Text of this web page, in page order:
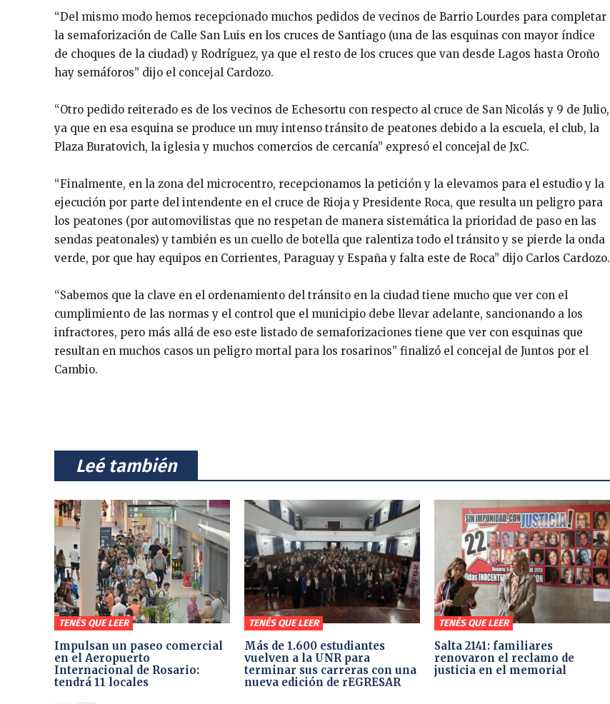
“Del mismo modo hemos recepcionado muchos pedidos de vecinos de Barrio Lourdes para completar
la semaforización de Calle San Luis en los cruces de Santiago (una de las esquinas con mayor índice
de choques de la ciudad) y Rodríguez, ya que el resto de los cruces que van desde Lagos hasta Oroño
hay semáforos” dijo el concejal Cardozo.
“Otro pedido reiterado es de los vecinos de Echesortu con respecto al cruce de San Nicolás y 9 de Julio,
ya que en esa esquina se produce un muy intenso tránsito de peatones debido a la escuela, el club, la
Plaza Buratovich, la iglesia y muchos comercios de cercanía” expresó el concejal de JxC.
“Finalmente, en la zona del microcentro, recepcionamos la petición y la elevamos para el estudio y la
ejecución por parte del intendente en el cruce de Rioja y Presidente Roca, que resulta un peligro para
los peatones (por automovilistas que no respetan de manera sistemática la prioridad de paso en las
sendas peatonales) y también es un cuello de botella que ralentiza todo el tránsito y se pierde la onda
verde, por que hay equipos en Corrientes, Paraguay y España y falta este de Roca” dijo Carlos Cardozo.
“Sabemos que la clave en el ordenamiento del tránsito en la ciudad tiene mucho que ver con el
cumplimiento de las normas y el control que el municipio debe llevar adelante, sancionando a los
infractores, pero más allá de eso este listado de semaforizaciones tiene que ver con esquinas que
resultan en muchos casos un peligro mortal para los rosarinos” finalizó el concejal de Juntos por el
Cambio.
⠀Leé también⠀
TENÉS QUE LEER
Impulsan un paseo comercial
en el Aeropuerto
Internacional de Rosario:
tendrá 11 locales
TENÉS QUE LEER
Más de 1.600 estudiantes
vuelven a la UNR para
terminar sus carreras con una
nueva edición de rEGRESAR
TENÉS QUE LEER
Salta 2141: familiares
renovaron el reclamo de
justicia en el memorial